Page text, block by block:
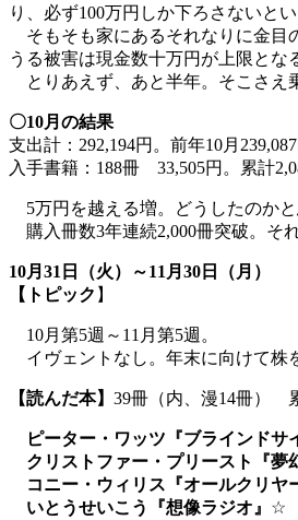
り、必ず100万円しか下ろさないと
そもそも家にあるそれなりに金目
うる被害は現金数十万円が上限とな
とりあえず、あと半年。そこさえ
〇10月の結果
支出計：292,194円。前年10月239,087
入手書籍：188冊 33,505円。累計
5万円を越える増。どうしたのかと
購入冊数3年連続2,000冊突破。そ
10月31日（火）～11月30日（月）
【トピック 】
10月第5週～11月第5週。
イヴェントなし。年末に向けて株
【読んだ本】 39冊（内、漫14冊）
ピーター・ワッツ『ブラインドサ
クリストファー・プリースト『夢
コニー・ウィリス『オールクリヤ
いとうせいこう『想像ラジオ』 ☆